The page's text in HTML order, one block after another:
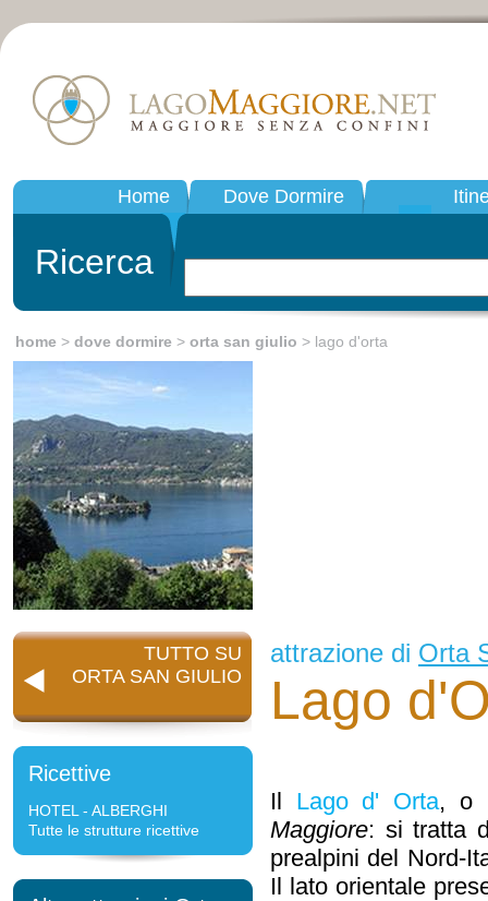
Home Dove Dormire
Ricerca
home > dove dormire > orta san giulio > lago d'orta
TUTTO SU
ORTA SAN GIULIO
Ricettive
HOTEL - ALBERGHI
Tutte le strutture ricettive
attrazione di Orta
Lago
Il Lago d' Orta, o
Maggiore: si tratta
prealpini del Nord-
Il lato orientale